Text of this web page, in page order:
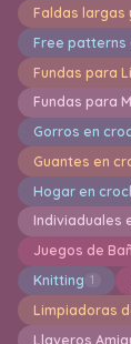
Faldas largas
Free patterns
Fundas para
Fundas para
Gorros en
Guantes en
Hogar en
Indiviaduales
Juegos de
Knitting 1
Limpiadoras
Llaveros